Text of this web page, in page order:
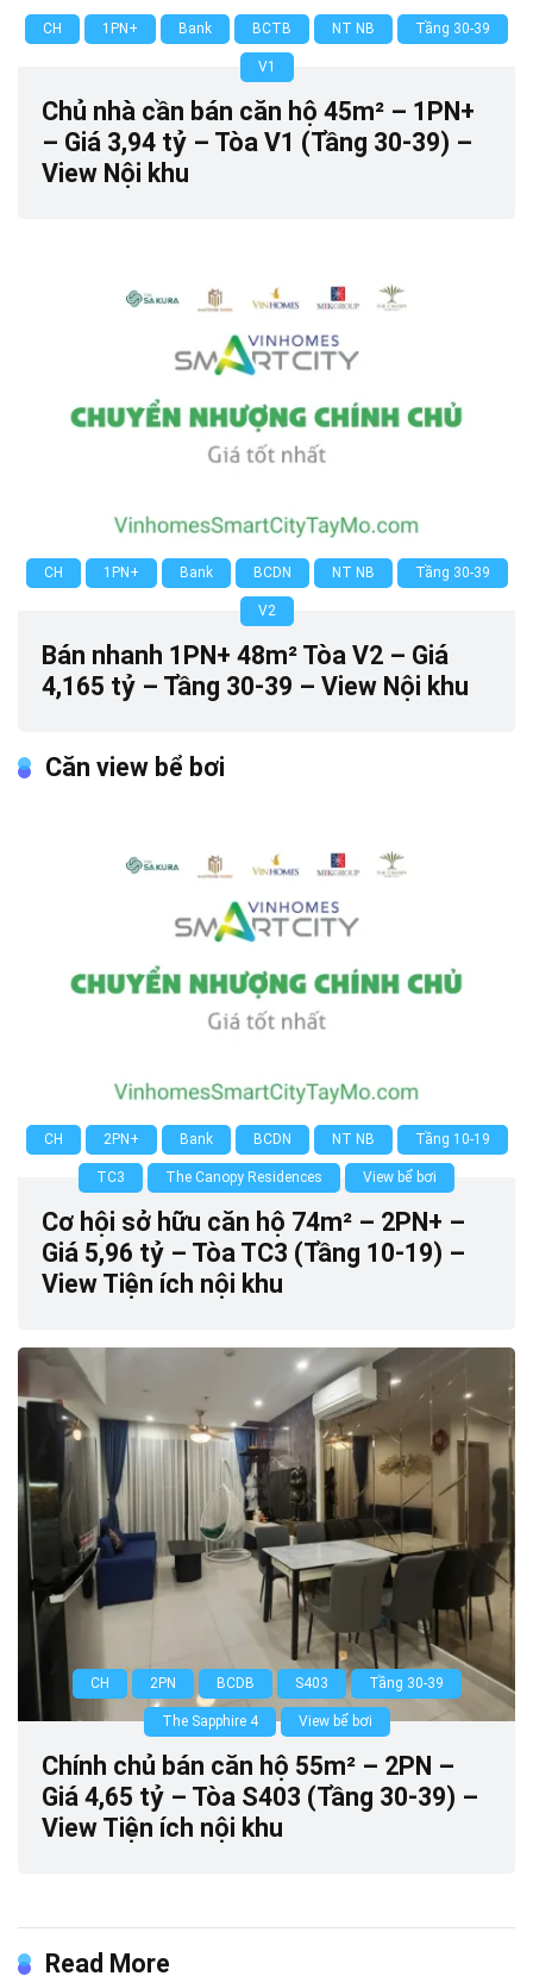
CH 1PN+ Bank BCTB NT NB Tầng 30-39
V1
Chủ nhà cần bán căn hộ 45m² – 1PN+
– Giá 3,94 tỷ – Tòa V1 (Tầng 30-39) –
View Nội khu
CH 1PN+ Bank BCDN NT NB Tầng 30-39
V2
Bán nhanh 1PN+ 48m² Tòa V2 – Giá
4,165 tỷ – Tầng 30-39 – View Nội khu
Căn view bể bơi
CH 2PN+ Bank BCDN NT NB Tầng 10-19
TC3 The Canopy Residences View bể bơi
Cơ hội sở hữu căn hộ 74m² – 2PN+ –
Giá 5,96 tỷ – Tòa TC3 (Tầng 10-19) –
View Tiện ích nội khu
CH 2PN BCDB S403 Tầng 30-39
The Sapphire 4 View bể bơi
Chính chủ bán căn hộ 55m² – 2PN –
Giá 4,65 tỷ – Tòa S403 (Tầng 30-39) –
View Tiện ích nội khu
Read More